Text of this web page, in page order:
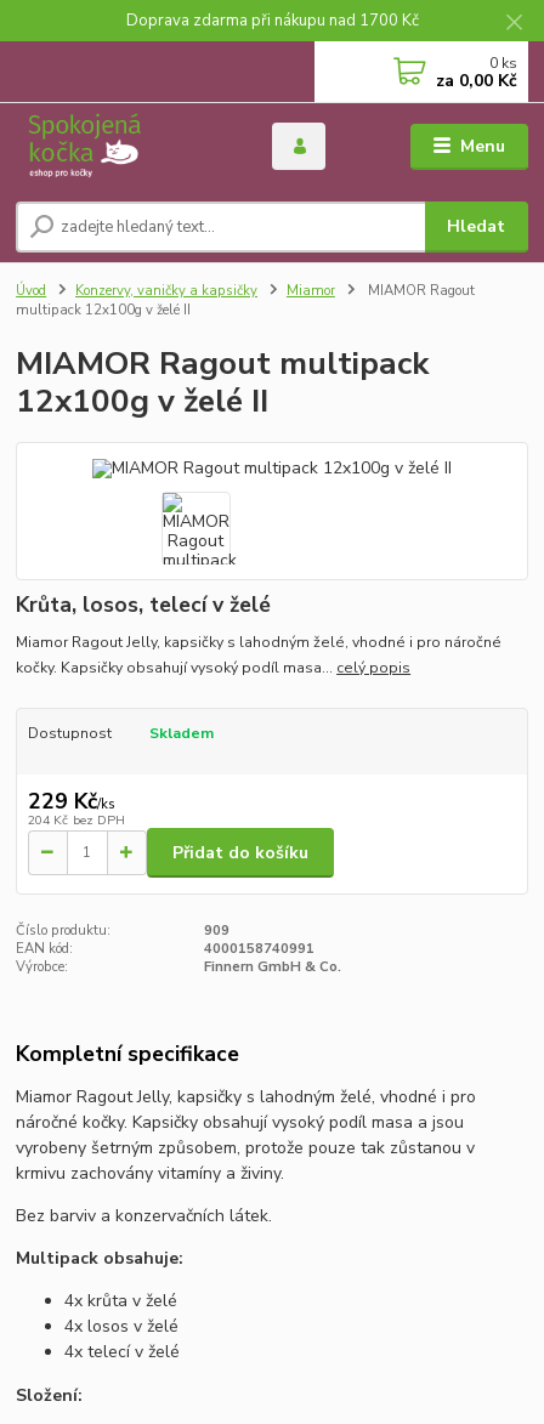
Doprava zdarma při nákupu nad 1700 Kč
Menu
Hledat
0 ks
za 0,00 Kč
Úvod Konzervy, vaničky a kapsičky Miamor
MIAMOR Ragout
multipack 12x100g v želé II
MIAMOR Ragout multipack
12x100g v želé II
Krůta, losos, telecí v želé
Miamor Ragout Jelly, kapsičky s lahodným želé, vhodné i pro náročné
kočky. Kapsičky obsahují vysoký podíl masa... celý popis
Dostupnost Skladem
229 Kč/ks
204 Kč bez DPH
Přidat do košíku
Číslo produktu:
909
EAN kód:
4000158740991
Výrobce:
Finnern GmbH & Co.
Kompletní specifikace
Miamor Ragout Jelly, kapsičky s lahodným želé, vhodné i pro
náročné kočky. Kapsičky obsahují vysoký podíl masa a jsou
vyrobeny šetrným způsobem, protože pouze tak zůstanou v
krmivu zachovány vitamíny a živiny.
Bez barviv a konzervačních látek.
Multipack obsahuje:
4x krůta v želé
4x losos v želé
4x telecí v želé
Složení: